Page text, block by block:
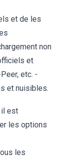
et de les
non
et
etc. -
et nuisibles.
il est
les options
les